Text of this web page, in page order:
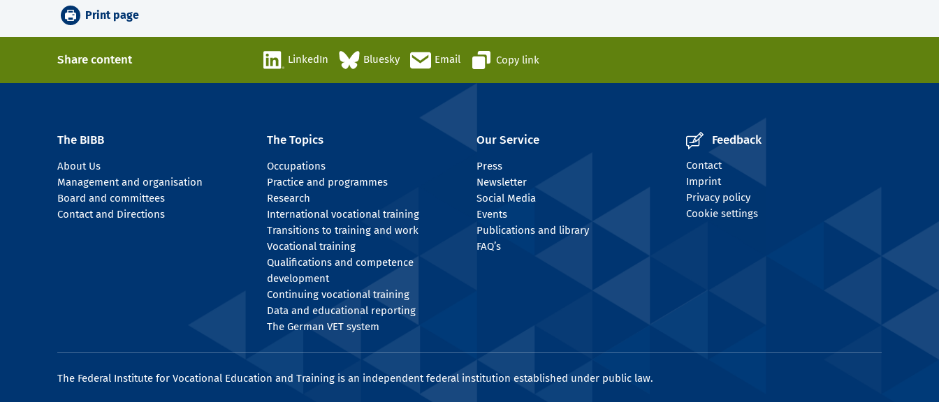
Print page
Share content LinkedIn Bluesky Email Copy link
The BIBB
About Us
Management and organisation
Board and committees
Contact and Directions
The Topics
Occupations
Practice and programmes
Research
International vocational training
Transitions to training and work
Vocational training
Qualifications and competence
development
Continuing vocational training
Data and educational reporting
The German VET system
Our Service
Press
Newsletter
Social Media
Events
Publications and library
FAQ’s
Feedback
Contact
Imprint
Privacy policy
Cookie settings
The Federal Institute for Vocational Education and Training is an independent federal institution established under public law.